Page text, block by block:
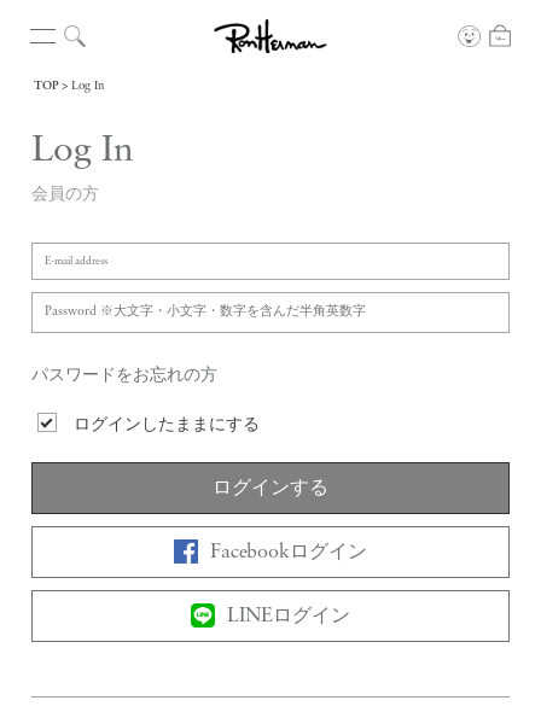
TOP Log In
Log In
会員の方
パスワードをお忘れの方
ログインしたままにする
ログインする
Facebookログイン
LINEログイン